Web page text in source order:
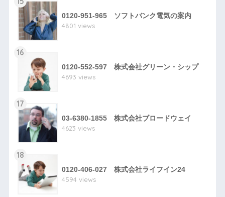
0120-951-965 ソフトバンク電気の案内
4801 views
16
0120-552-597 株式会社グリーン・シップ
4693 views
17
03-6380-1855 株式会社ブロードウェイ
4623 views
18
0120-406-027 株式会社ライフイン24
4594 views